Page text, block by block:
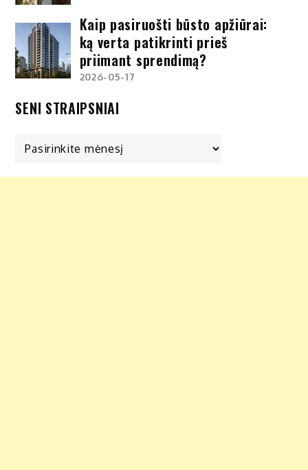
Kaip pasiruošti būsto apžiūrai:
ką verta patikrinti prieš
priimant sprendimą?
2026-05-17
SENI STRAIPSNIAI